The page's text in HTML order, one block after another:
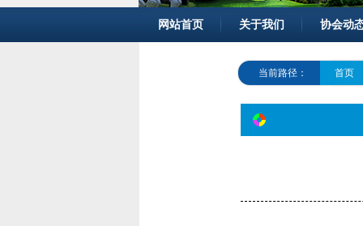
网站首页 关于我们 协会动
当前路径： 首页